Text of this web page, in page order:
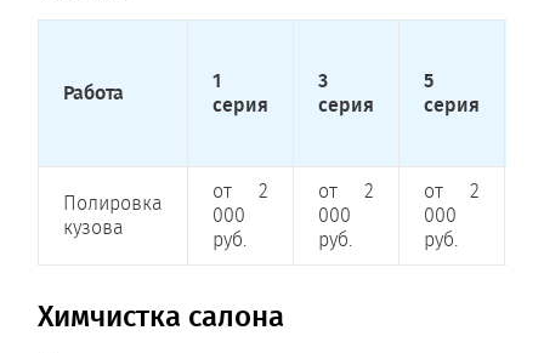
Работа
1
серия
3
серия
5
серия
Полировка
кузова
от 2
000
руб.
от 2
000
руб.
от 2
000
руб.
Химчистка салона